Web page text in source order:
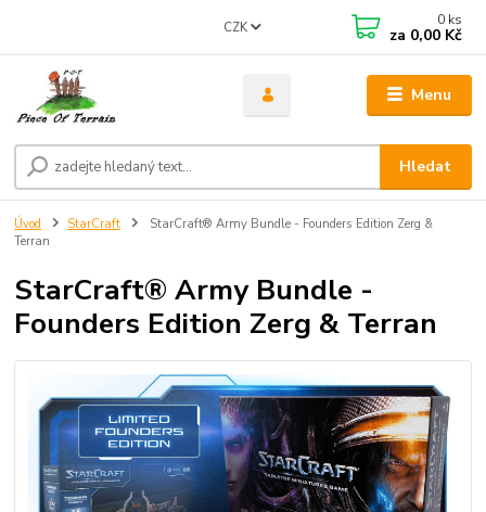
Menu
CZK
Hledat
0 ks
za 0,00 Kč
Úvod StarCraft
StarCraft® Army Bundle - Founders Edition Zerg &
Terran
StarCraft® Army Bundle -
Founders Edition Zerg & Terran